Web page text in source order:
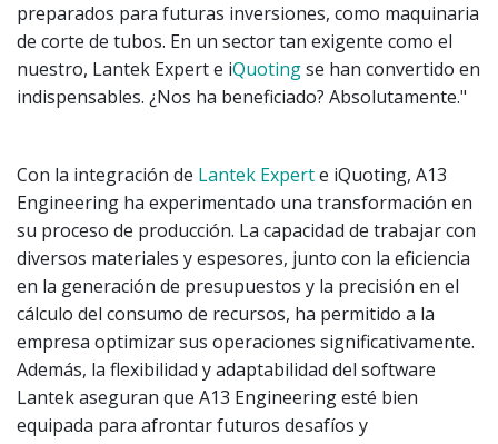
preparados para futuras inversiones, como maquinaria
de corte de tubos. En un sector tan exigente como el
nuestro, Lantek Expert e iQuotingse han convertido en
indispensables. ¿Nos ha beneficiado? Absolutamente."
Con la integración de Lantek Experte iQuoting, A13
Engineering ha experimentado una transformación en
su proceso de producción. La capacidad de trabajar con
diversos materiales y espesores, junto con la eficiencia
en la generación de presupuestos y la precisión en el
cálculo del consumo de recursos, ha permitido a la
empresa optimizar sus operaciones significativamente.
Además, la flexibilidad y adaptabilidad del software
Lantek aseguran que A13 Engineering esté bien
equipada para afrontar futuros desafíos y